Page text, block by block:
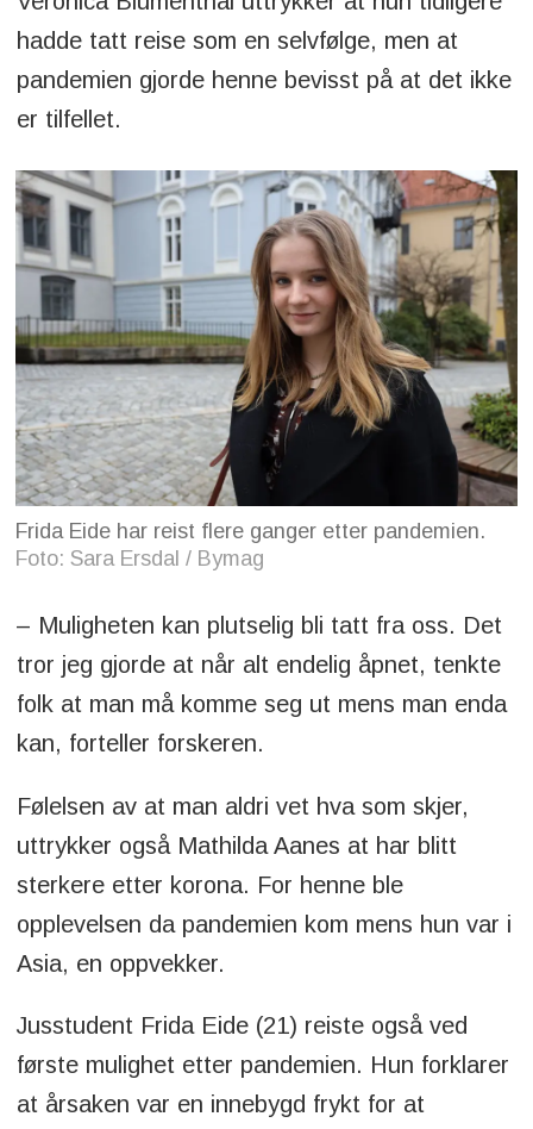
hadde tatt reise som en selvfølge, men at
pandemien gjorde henne bevisst på at det ikke
er tilfellet.
Frida Eide har reist flere ganger etter pandemien.
Foto: Sara Ersdal / Bymag
– Muligheten kan plutselig bli tatt fra oss. Det
tror jeg gjorde at når alt endelig åpnet, tenkte
folk at man må komme seg ut mens man enda
kan, forteller forskeren.
Følelsen av at man aldri vet hva som skjer,
uttrykker også Mathilda Aanes at har blitt
sterkere etter korona. For henne ble
opplevelsen da pandemien kom mens hun var i
Asia, en oppvekker.
Jusstudent Frida Eide (21) reiste også ved
første mulighet etter pandemien. Hun forklarer
at årsaken var en innebygd frykt for at